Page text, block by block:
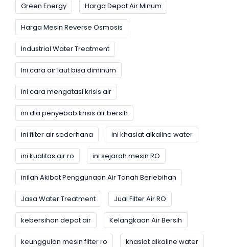
Green Energy Harga Depot Air Minum
Harga Mesin Reverse Osmosis
Industrial Water Treatment
Ini cara air laut bisa diminum
ini cara mengatasi krisis air
ini dia penyebab krisis air bersih
ini filter air sederhana ini khasiat alkaline water
ini kualitas air ro ini sejarah mesin RO
inilah Akibat Penggunaan Air Tanah Berlebihan
Jasa Water Treatment Jual Filter Air RO
kebersihan depot air Kelangkaan Air Bersih
keunggulan mesin filter ro khasiat alkaline water